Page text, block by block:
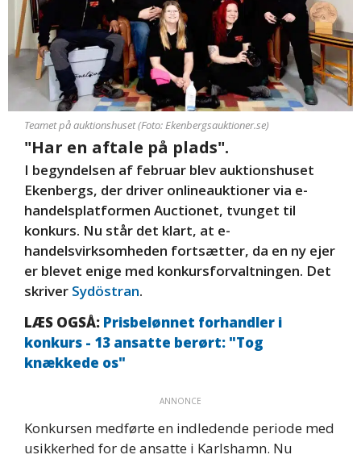
Teamet på auktionshuset (Foto: Ekenbergsauktioner.se)
"Har en aftale på plads".
I begyndelsen af februar blev auktionshuset
Ekenbergs, der driver onlineauktioner via e-
handelsplatformen Auctionet, tvunget til
konkurs. Nu står det klart, at e-
handelsvirksomheden fortsætter, da en ny ejer
er blevet enige med konkursforvaltningen. Det
skriver Sydöstran.
LÆS OGSÅ: Prisbelønnet forhandler i
konkurs - 13 ansatte berørt: "Tog
knækkede os"
ANNONCE
Konkursen medførte en indledende periode med
usikkerhed for de ansatte i Karlshamn. Nu